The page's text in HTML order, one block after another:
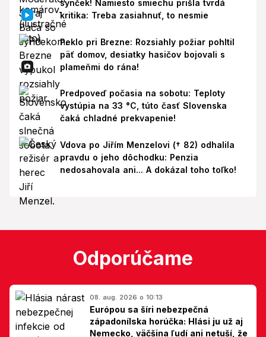
synček! Namiesto smiechu prišla tvrdá
kritika: Treba zasiahnuť, to nesmie
Peklo pri Brezne: Rozsiahly požiar pohltil
päť domov, desiatky hasičov bojovali s
plameňmi do rána!
Predpoveď počasia na sobotu: Teploty
vystúpia na 33 °C, túto časť Slovenska
čaká chladné prekvapenie!
Vdova po Jiřím Menzelovi († 82) odhalila
pravdu o jeho dôchodku: Penzia
nedosahovala ani... A dokázal toho toľko!
Odporúčame
08. aug. 2026 o 10:13
Európou sa šíri nebezpečná
západonílska horúčka: Hlási ju už aj
Nemecko, väčšina ľudí ani netuší, že